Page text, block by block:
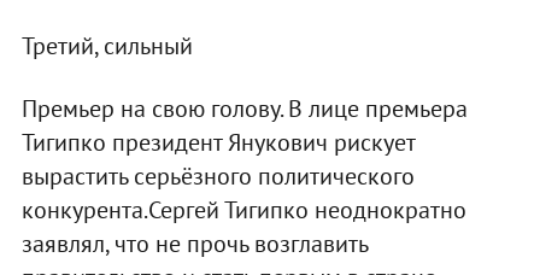
Третий, сильный
Премьер на свою голову. В лице премьера
Тигипко президент Янукович рискует
вырастить серьёзного политического
конкурента.Сергей Тигипко неоднократно
заявлял, что не прочь возглавить